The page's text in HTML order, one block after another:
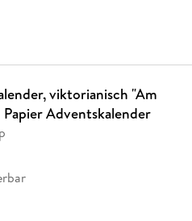
viktorianisch "Am
Adventskalender